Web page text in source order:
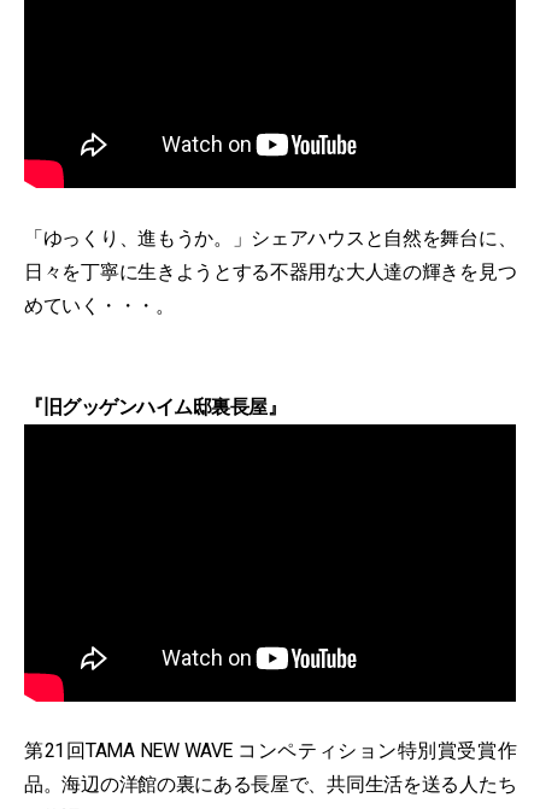
「ゆっくり、進もうか。」シェアハウスと自然を舞台に、
日々を丁寧に生きようとする不器用な大人達の輝きを見つ
めていく・・・。
『旧グッゲンハイム邸裏長屋』
第21回TAMA NEW WAVE コンペティション特別賞受賞作
品。海辺の洋館の裏にある長屋で、共同生活を送る人たち